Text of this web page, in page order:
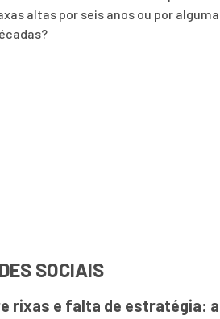
altas por seis anos ou por
SOCIAIS
rixas e falta de estratégia: a